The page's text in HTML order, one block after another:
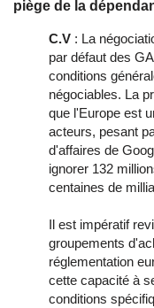
piège de la
C.V : La
par défaut des
conditions
négociables. La
que l'Europe est
acteurs, pesant
d'affaires de
ignorer 132
centaines de
Il est impératif
groupements
réglementation
cette capacité à
conditions